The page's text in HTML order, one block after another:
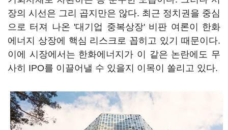
장의 시선은 그리 곱지만은 않다. 최근 정치권을 중심
으로 터져 나온 '대기업 중복상장' 비판 여론이 한화
에너지 상장에 핵심 리스크로 꼽히고 있기 때문이다.
이에 시장에서는 한화에너지가 이 같은 논란에도 무
사히 IPO를 이끌어낼 수 있을지 이목이 쏠리고 있다.